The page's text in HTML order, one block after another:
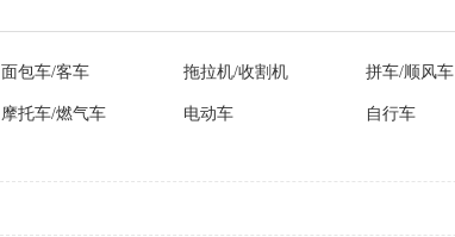
面包车/客车 拖拉机/收割机 拼车/顺风车
摩托车/燃气车 电动车 自行车